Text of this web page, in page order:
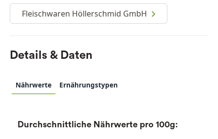
Fleischwaren Höllerschmid GmbH
Details & Daten
Nährwerte Ernährungstypen
Durchschnittliche Nährwerte pro 100g: